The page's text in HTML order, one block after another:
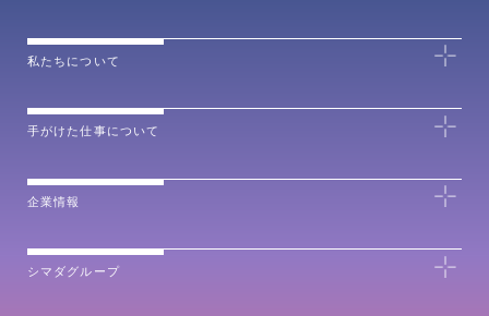
私たちについて
手がけた仕事について
企業情報
シマダグループ